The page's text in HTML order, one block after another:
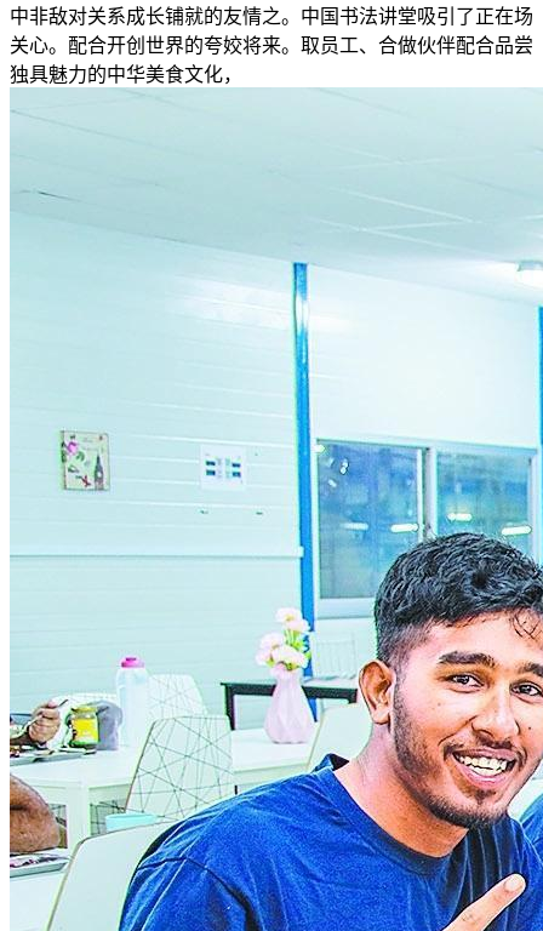
中非敌对关系成长铺就的友情之。中国书法讲堂吸引了正在场
关心。配合开创世界的夸姣将来。取员工、合做伙伴配合品尝
独具魅力的中华美食文化，